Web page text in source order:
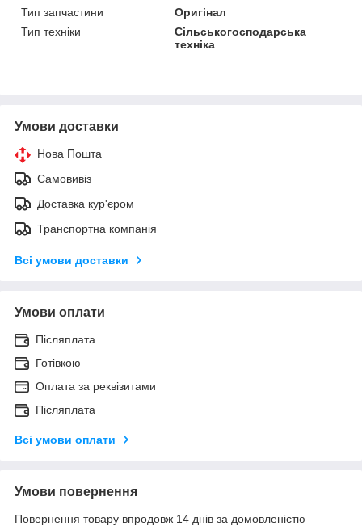
Тип запчастини
Оригінал
Тип техніки
Сільськогосподарська
техніка
Умови доставки
Нова Пошта
Самовивіз
Доставка кур'єром
Транспортна компанія
Всі умови доставки
Умови оплати
Післяплата
Готівкою
Оплата за реквізитами
Післяплата
Всі умови оплати
Умови повернення
Повернення товару впродовж 14 днів за домовленістю